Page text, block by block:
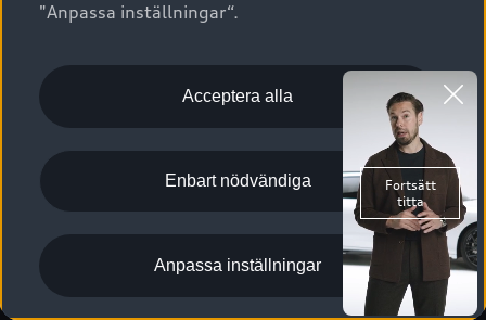
Vanliga frågor
2G/3G nätet stängs ned - Hur påverkas min bil av detta?
Pressmeddelanden
Nyhetsbrev
Vårt hållbarhetsarbete
Lediga tjänster huvudkontor
Lediga tjänster hos Audi Återförsäljare
Kommentar till mediauppgifter om dataläcka
Juridiskt Audi Digital Giveaway
Anpassa inställningar för cookies
Visselblåsarkanaler
"Anpassa inställningar“.
Acceptera alla
Enbart nödvändiga
Anpassa inställningar